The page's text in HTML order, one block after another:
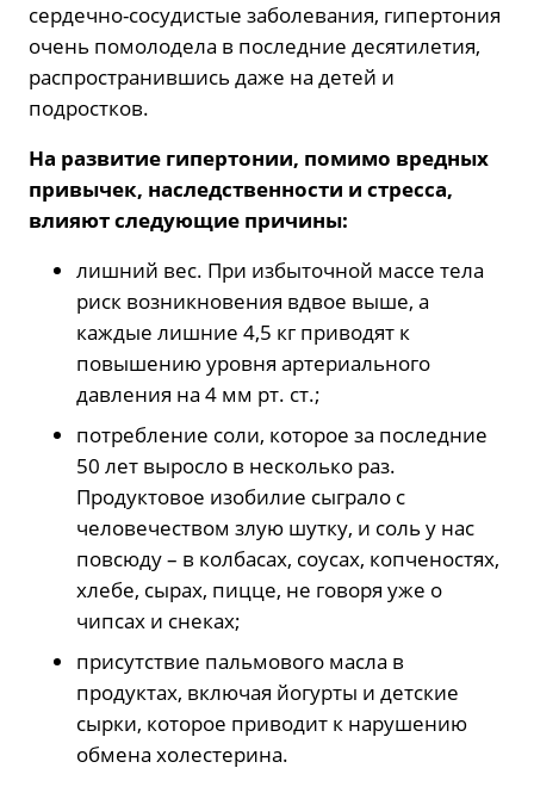
сердечно-сосудистые заболевания, гипертония
очень помолодела в последние десятилетия,
распространившись даже на детей и
подростков.
На развитие гипертонии, помимо вредных
привычек, наследственности и стресса,
влияют следующие причины:
лишний вес. При избыточной массе тела
риск возникновения вдвое выше, а
каждые лишние 4,5 кг приводят к
повышению уровня артериального
давления на 4 мм рт. ст.;
потребление соли, которое за последние
50 лет выросло в несколько раз.
Продуктовое изобилие сыграло с
человечеством злую шутку, и соль у нас
повсюду – в колбасах, соусах, копченостях,
хлебе, сырах, пицце, не говоря уже о
чипсах и снеках;
присутствие пальмового масла в
продуктах, включая йогурты и детские
сырки, которое приводит к нарушению
обмена холестерина.